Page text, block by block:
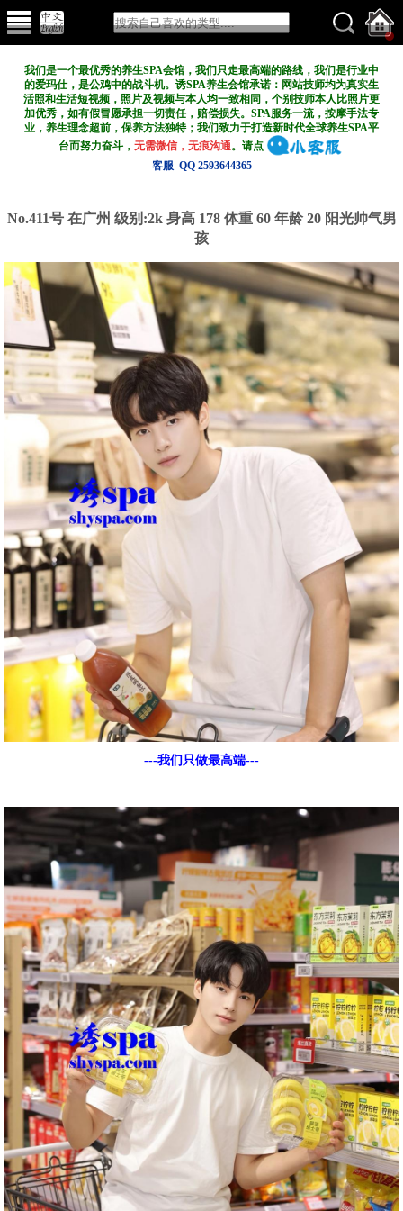
我们是一个最优秀的养生SPA会馆，我们只走最高端的路线，我们是行业中
的爱玛仕，是公鸡中的战斗机。诱SPA养生会馆承诺：网站技师均为真实生
活照和生活短视频，照片及视频与本人均一致相同，个别技师本人比照片更
加优秀，如有假冒愿承担一切责任，赔偿损失。SPA服务一流，按摩手法专
业，养生理念超前，保养方法独特；我们致力于打造新时代全球养生SPA平
台而努力奋斗，无需微信，无痕沟通。请点
客服 QQ 2593644365
No.411号 在广州 级别:2k 身高 178 体重 60 年龄 20 阳光帅气男
孩
---我们只做最高端---